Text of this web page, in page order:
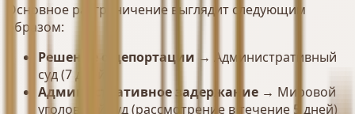
Основное разграничение выглядит следующим
образом:
Решение о депортации → Административный
суд (7 дней)
Административное задержание → Мировой
уголовный суд (рассмотрение в течение 5 дней)